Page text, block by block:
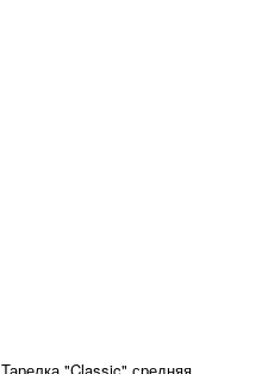
Тарелка "Classic" средняя